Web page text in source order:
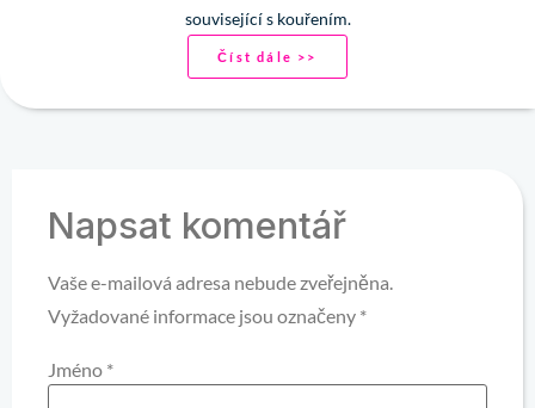
související s kouřením.
Číst dále >>
Napsat komentář
Vaše e-mailová adresa nebude zveřejněna.
Vyžadované informace jsou označeny *
Jméno *